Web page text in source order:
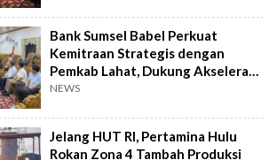
Bank Sumsel Babel Perkuat
Kemitraan Strategis dengan
Pemkab Lahat, Dukung Akselerasi
Ekonomi Daerah
NEWS
Jelang HUT RI, Pertamina Hulu
Rokan Zona 4 Tambah Produksi